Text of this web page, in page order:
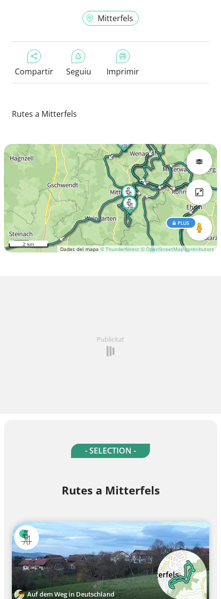
Mitterfels
Compartir Seguiu Imprimir
Rutes a Mitterfels
Dades del mapa © Thunderforest © OpenStreetMap contributors
PLUS
2 km
Publicitat
- SELECTION -
Rutes a Mitterfels
Auf dem Weg in Deutschland